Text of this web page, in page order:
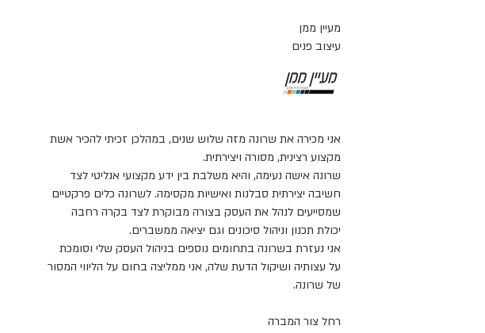
מעיין ממן
עיצוב פנים
אני מכירה את שרונה מזה שלוש שנים, במהלכן זכיתי להכיר אשת
מקצוע רצינית, מסורה ויצירתית.
שרונה אישה נעימה, והיא משלבת בין ידע מקצועי אנליטי לצד
חשיבה יצירתית סבלנות ואישיות מקסימה. לשרונה כלים פרקטיים
שמסייעים לנהל את העסק בצורה מבוקרת לצד בקרה רחבה
יכולת תכנון וניהול סיכונים וגם יציאה ממשברים.
אני נעזרת בשרונה בתחומים נוספים בניהול העסק שלי וסומכת
על עצותיה ושיקול הדעת שלה, אני ממליצה בחום על הליווי המסור
של שרונה.
רחל צור המברה